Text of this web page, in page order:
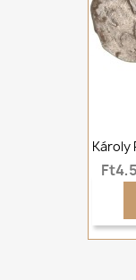
Károly